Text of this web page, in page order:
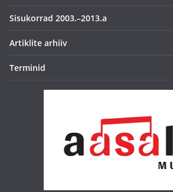
Sisukorrad 2003.–2013.a
Artiklite arhiiv
Terminid